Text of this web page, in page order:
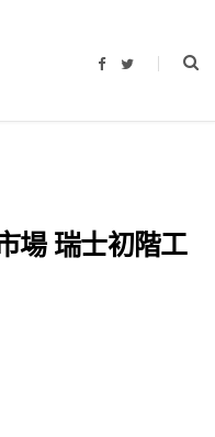
F
b
T
t
場 瑞士初階工